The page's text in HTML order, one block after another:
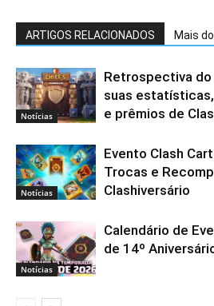
ARTIGOS RELACIONADOS Mais
Notícias
Retrospectiva
suas
e prêmios de
Notícias
Evento Clash
Trocas e
Clashiversário
Notícias
Calendário de
de 14º